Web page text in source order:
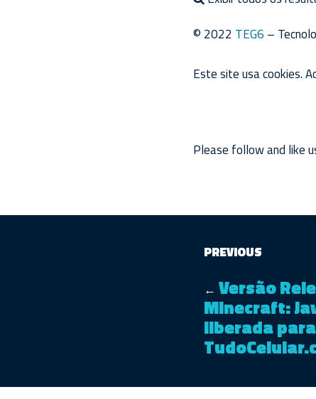
© 2022 TEG6 –
Este site usa cookies.
Please follow and like
PREVIOUS
← Versão
Minecraft:
liberada